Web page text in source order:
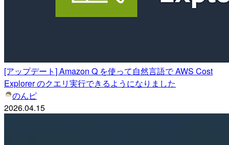
[アップデート] Amazon Q を使って自然言語で AWS Cost
Explorer のクエリ実行できるようになりました
のんピ
2026.04.15